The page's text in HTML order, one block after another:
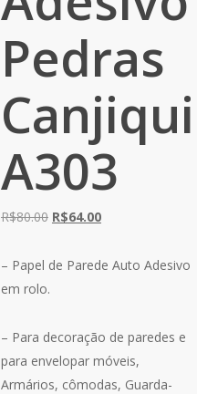
Pedras
A303
R$80.00 O
original
R$64.00O
atual
– Papel de Parede Auto Adesivo
em rolo.
– Para decoração de paredes e
para envelopar móveis,
Armários, cômodas, Guarda-